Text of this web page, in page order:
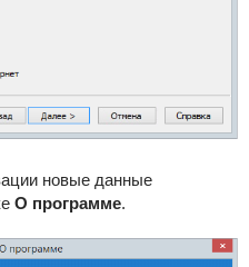
новые данные
О программе.